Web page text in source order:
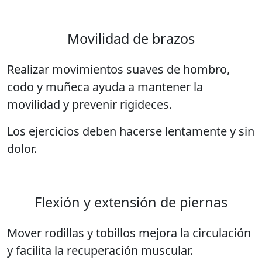
Movilidad de brazos
Realizar movimientos suaves de hombro,
codo y muñeca ayuda a mantener la
movilidad y prevenir rigideces.
Los ejercicios deben hacerse lentamente y sin
dolor.
Flexión y extensión de piernas
Mover rodillas y tobillos mejora la circulación
y facilita la recuperación muscular.